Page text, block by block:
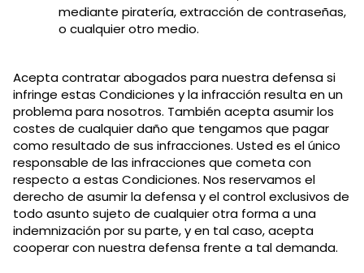
mediante piratería, extracción de contraseñas,
o cualquier otro medio.
Acepta contratar abogados para nuestra defensa si
infringe estas Condiciones y la infracción resulta en un
problema para nosotros. También acepta asumir los
costes de cualquier daño que tengamos que pagar
como resultado de sus infracciones. Usted es el único
responsable de las infracciones que cometa con
respecto a estas Condiciones. Nos reservamos el
derecho de asumir la defensa y el control exclusivos de
todo asunto sujeto de cualquier otra forma a una
indemnización por su parte, y en tal caso, acepta
cooperar con nuestra defensa frente a tal demanda.